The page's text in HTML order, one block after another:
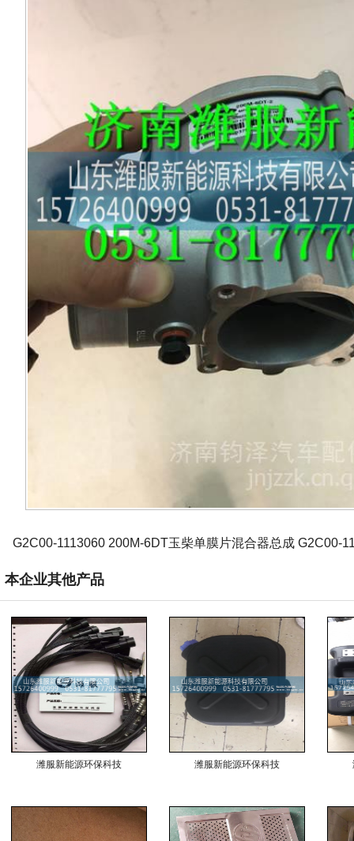
G2C00-1113060 200M-6DT玉柴单膜片混合器总成 G2C00-
本企业其他产品
潍服新能源环保科技 潍服新能源环保科技